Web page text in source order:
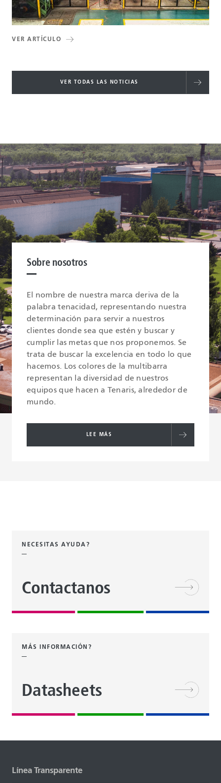
VER ARTÍCULO
VER TODAS LAS NOTICIAS
Sobre nosotros
El nombre de nuestra marca deriva de la
palabra tenacidad, representando nuestra
determinación para servir a nuestros
clientes donde sea que estén y buscar y
cumplir las metas que nos proponemos. Se
trata de buscar la excelencia en todo lo que
hacemos. Los colores de la multibarra
representan la diversidad de nuestros
equipos que hacen a Tenaris, alrededor de
mundo.
LEE MÁS
NECESITAS AYUDA?
Contactanos
MÁS INFORMACIÓN?
Datasheets
Línea Transparente